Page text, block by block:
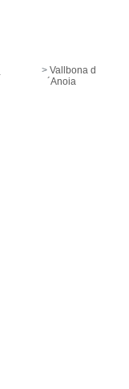
Vallbona d
´Anoia